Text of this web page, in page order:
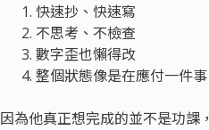
快速抄、快速寫
不思考、不檢查
數字歪也懶得改
整個狀態像是在應付一件事
因為他真正想完成的並不是功課，